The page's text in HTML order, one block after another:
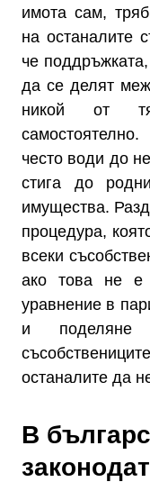
имота сам,
на останалите
че
да се делят
никой от
често води до
стига до
имущества.
процедура,
всеки
ако това не е
уравнение в
и
останалите да
В